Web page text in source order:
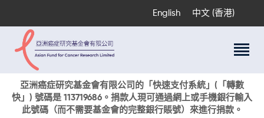
English 中文 (香港)
亞洲癌症研究基金會有限公司的「快速支付系統」(「轉數
快」) 號碼是 113719686。捐款人現可通過網上或手機銀行輸入
此號碼（而不需要基金會的完整銀行賬號）來進行捐款。
關於我們
科研項目